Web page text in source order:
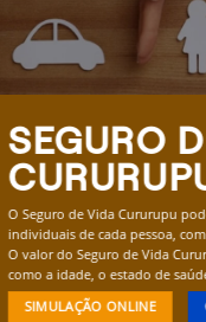
SEGURO
O Seguro de Vida Cururupu
individuais de cada pessoa,
O valor do Seguro de Vida
como a idade, o estado de
SIMULAÇÃO ONLINE